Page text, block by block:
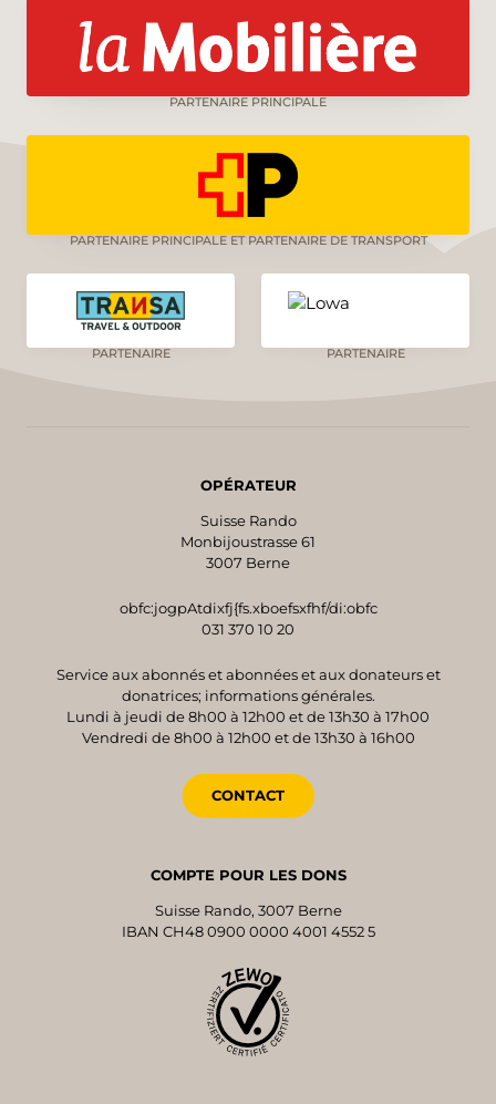
PARTENAIRE PRINCIPALE
PARTENAIRE PRINCIPALE ET PARTENAIRE DE TRANSPORT
PARTENAIRE PARTENAIRE
OPÉRATEUR
Suisse Rando
Monbijoustrasse 61
3007 Berne
obfc:jogpAtdixfj{fs.xboefsxfhf/di:obfc
031 370 10 20
Service aux abonnés et abonnées et aux donateurs et
donatrices; informations générales.
Lundi à jeudi de 8h00 à 12h00 et de 13h30 à 17h00
Vendredi de 8h00 à 12h00 et de 13h30 à 16h00
CONTACT
COMPTE POUR LES DONS
Suisse Rando, 3007 Berne
IBAN CH48 0900 0000 4001 4552 5